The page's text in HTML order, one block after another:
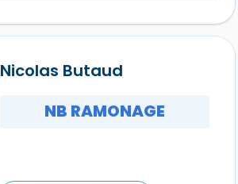
Nicolas Butaud
NB RAMONAGE